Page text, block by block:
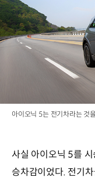
아이오닉 5는 전기차라는 것
사실 아이오닉 5를
승차감이었다. 전기